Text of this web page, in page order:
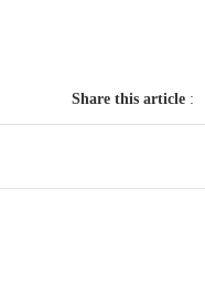
Share this article: